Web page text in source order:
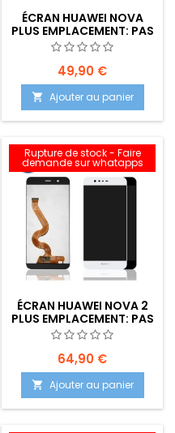
ÉCRAN HUAWEI NOVA
PLUS EMPLACEMENT: PAS
DE STOCK SUR
COMMANDE
49,90 €
 Ajouter au panier
Rupture de stock - Faire
demande sur whatapps
ÉCRAN HUAWEI NOVA 2
PLUS EMPLACEMENT: PAS
DE STOCK SUR
COMMANDE
64,90 €
 Ajouter au panier